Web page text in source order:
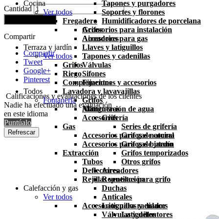
Cocina
Ver todos
Fregadero
Grifos
Aireadores
Llaves y latiguillos
Tapones y cadenillas
Válvulas
Sifones
Fijaciones y accesorios
Lavadora y lavavajillas
Grifos
Mangueras
Accesorios
Gas
Accesorios para gas natural
Accesorios para gas butano
Extracción
Tubos
Deflectores
Rejillas ventilación
Calefacción y gas
Ver todos
Accesorios para radiador
Válvulas y detentores
Tapones y purgadores
Soportes y florones
Humidificadores de porcelana
Accesorios para instalación
Accesorios para gas
Terraza y jardín
Ver todos
Grifos
Riego
Complementos
Todos
Fontanería
Alimentación de agua
Grifería
Series de grifería
Grifos de cocina
Grifos de jardín
Grifos temporizados
Otros grifos
Aireadores
Repuestos para grifo
Duchas
Anticales
Latiguillos y enlaces
Latiguillos
Cantidad
Compartir
Compartir
Tweet
Google+
Pinterest
Calificaciones y evaluaciones de los clientes
Nadie ha efectuado una evaluación
en este idioma
Puntúalo